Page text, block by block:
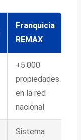
Franquicia
REMAX
+5.000
propiedades
en la red
nacional
Sistema